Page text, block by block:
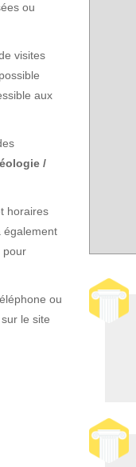
ou
visites
aux
/
horaires
également
pour
ou
le site